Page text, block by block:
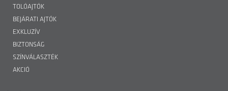
TOLÓAJTÓK
BEJÁRATI AJTÓK
EXKLUZÍV
BIZTONSÁG
SZÍNVÁLASZTÉK
AKCIÓ